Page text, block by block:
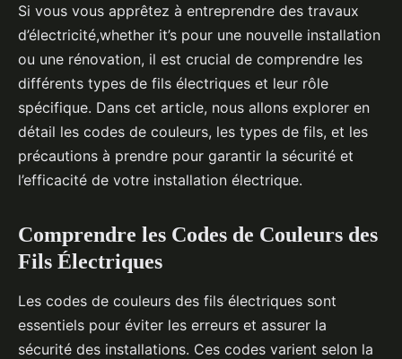
Si vous vous apprêtez à entreprendre des travaux
d’électricité,whether it’s pour une nouvelle installation
ou une rénovation, il est crucial de comprendre les
différents types de fils électriques et leur rôle
spécifique. Dans cet article, nous allons explorer en
détail les codes de couleurs, les types de fils, et les
précautions à prendre pour garantir la sécurité et
l’efficacité de votre installation électrique.
Comprendre les Codes de Couleurs des
Fils Électriques
Les codes de couleurs des fils électriques sont
essentiels pour éviter les erreurs et assurer la
sécurité des installations. Ces codes varient selon la